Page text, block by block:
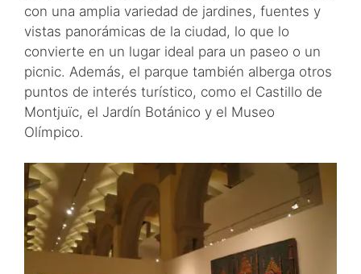
con una amplia variedad de jardines, fuentes y
vistas panorámicas de la ciudad, lo que lo
convierte en un lugar ideal para un paseo o un
picnic. Además, el parque también alberga otros
puntos de interés turístico, como el Castillo de
Montjuïc, el Jardín Botánico y el Museo
Olímpico.